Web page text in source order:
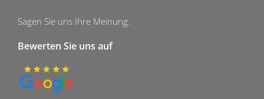
Sagen Sie uns Ihre Meinung.
Bewerten Sie uns auf